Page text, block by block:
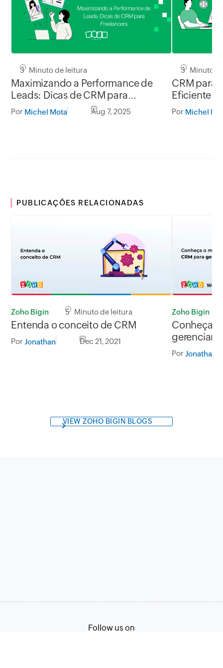
3 Minuto de leitura
Maximizando a Performance de
Leads: Dicas de CRM para
Freelancers
Por Michel Mota Aug 7, 2025
3 Minuto
CRM para
Eficiente
Por Michel
PUBLICAÇÕES RELACIONADAS
Zoho Bigin 5 Minuto de leitura
Entenda o conceito de CRM
Por Jonathan Dec 21, 2021
Zoho Bigin
Conheça o
gerenciar
Por Jonathan
VIEW ZOHO BIGIN BLOGS
Follow us on